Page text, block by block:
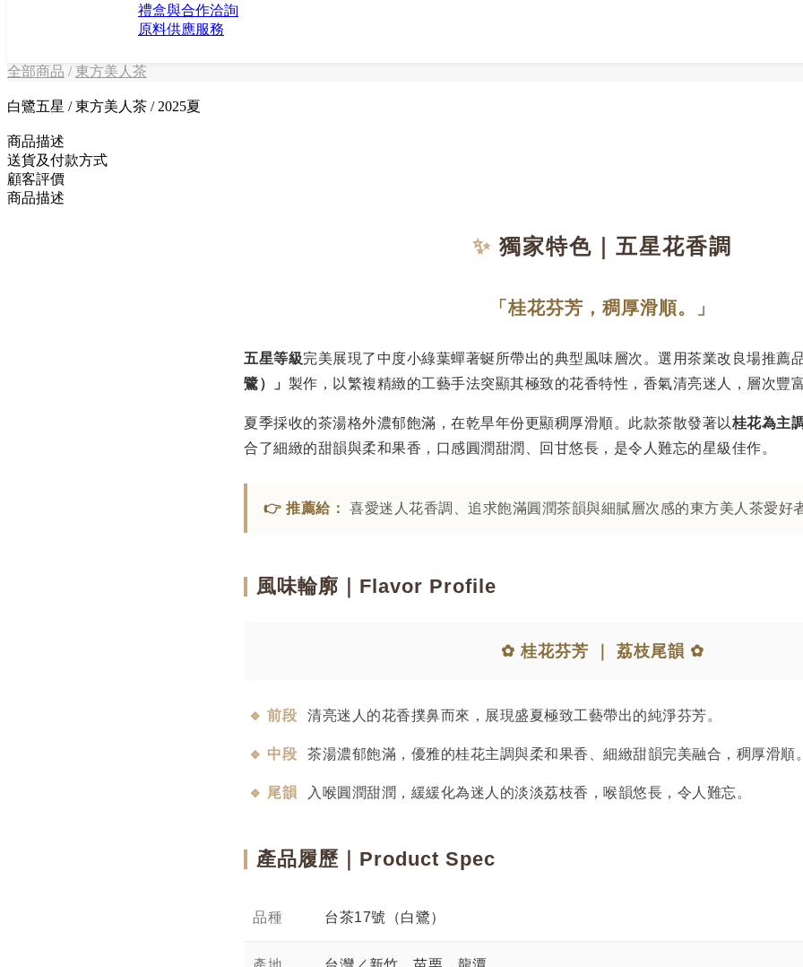
禮盒與合作洽詢
原料供應服務
全部商品 /東方美人茶
白鷺五星 / 東方美人茶 / 2025夏
商品描述
送貨及付款方式
顧客評價
商品描述
✨ 獨家特色｜五星花香調
「桂花芬芳，稠厚滑順。」
五星等級完美展現了中度小綠葉蟬著蜒所帶出的典型風味層次。選用茶業改良場推薦
鷺）」 製作，以繁複精緻的工藝手法突顯其極致的花香特性，香氣清亮迷人，層次豐
夏季採收的茶湯格外濃郁飽滿，在乾旱年份更顯稠厚滑順。此款茶散發著以桂花為主
合了細緻的甜韻與柔和果香，口感圓潤甜潤、回甘悠長，是令人難忘的星級佳作。
👉 推薦給： 喜愛迷人花香調、追求飽滿圓潤茶韻與細膩層次感的東方美人茶愛好
風味輪廓｜Flavor Profile
✿ 桂花芬芳 荔枝尾韻 ✿
🔹 前段 清亮迷人的花香撲鼻而來，展現盛夏極致工藝帶出的純淨芬芳。
🔹 中段 茶湯濃郁飽滿，優雅的桂花主調與柔和果香、細緻甜韻完美融合，稠厚滑順
🔹 尾韻 入喉圓潤甜潤，緩緩化為迷人的淡淡荔枝香，喉韻悠長，令人難忘。
產品履歷｜Product Spec
品種 台茶17號（白鷺）